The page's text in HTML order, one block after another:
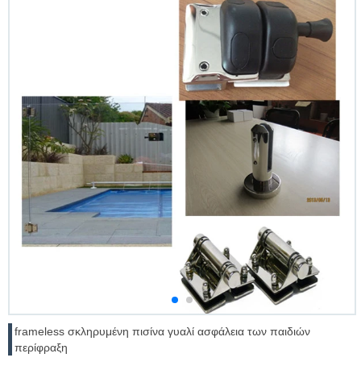
frameless σκληρυμένη πισίνα γυαλί ασφάλεια των παιδιών
περίφραξη